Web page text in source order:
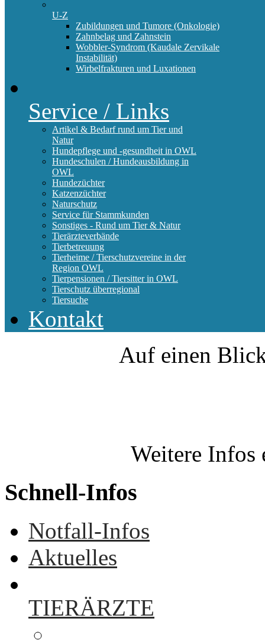
U-Z
Zubildungen und Tumore (Onkologie)
Zahnbelag und Zahnstein
Wobbler-Syndrom (Kaudale Zervikale
Instabilität)
Wirbelfrakturen und Luxationen
Service / Links
Artikel & Bedarf rund um Tier und
Natur
Hundepflege und -gesundheit in OWL
Hundeschulen / Hundeausbildung in
OWL
Hundezüchter
Katzenzüchter
Naturschutz
Service für Stammkunden
Sonstiges - Rund um Tier & Natur
Tierärzteverbände
Tierbetreuung
Tierheime / Tierschutzvereine in der
Region OWL
Tierpensionen / Tiersitter in OWL
Tierschutz überregional
Tiersuche
Kontakt
Auf einen
Weitere Infos
Schnell-Infos
Notfall-Infos
Aktuelles
TIERÄRZTE